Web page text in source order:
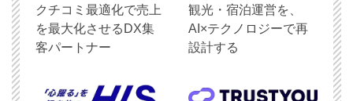
クチコミ最適化で売上
を最大化させるDX集
客パートナー
観光・宿泊運営を、
AI×テクノロジーで再
設計する